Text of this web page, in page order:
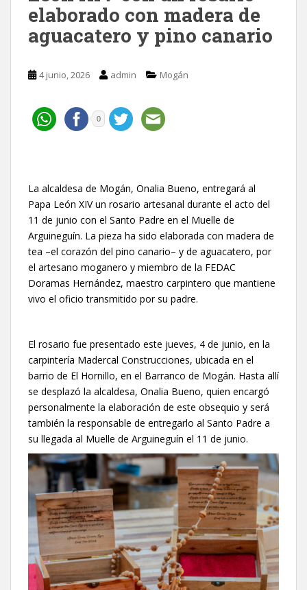
elaborado con madera de
aguacatero y pino canario
4 junio, 2026 admin Mogán
0
La alcaldesa de Mogán, Onalia Bueno, entregará al
Papa León XIV un rosario artesanal durante el acto del
11 de junio con el Santo Padre en el Muelle de
Arguineguín. La pieza ha sido elaborada con madera de
tea –el corazón del pino canario– y de aguacatero, por
el artesano moganero y miembro de la FEDAC
Doramas Hernández, maestro carpintero que mantiene
vivo el oficio transmitido por su padre.
El rosario fue presentado este jueves, 4 de junio, en la
carpintería Madercal Construcciones, ubicada en el
barrio de El Hornillo, en el Barranco de Mogán. Hasta allí
se desplazó la alcaldesa, Onalia Bueno, quien encargó
personalmente la elaboración de este obsequio y será
también la responsable de entregarlo al Santo Padre a
su llegada al Muelle de Arguineguín el 11 de junio.